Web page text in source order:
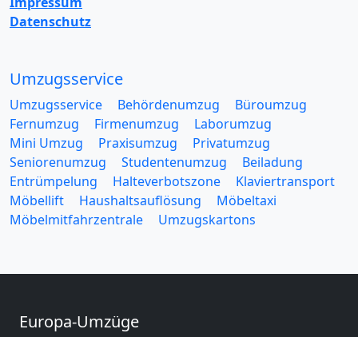
Datenschutz
Umzugsservice
Umzugsservice Behördenumzug
Büroumzug
Fernumzug
Firmenumzug
Laborumzug
Mini Umzug
Praxisumzug
Privatumzug
Seniorenumzug
Studentenumzug
Beiladung
Entrümpelung
Halteverbotszone
Klaviertransport
Möbellift
Haushaltsauflösung
Möbeltaxi
Möbelmitfahrzentrale
Umzugskartons
Europa-Umzüge